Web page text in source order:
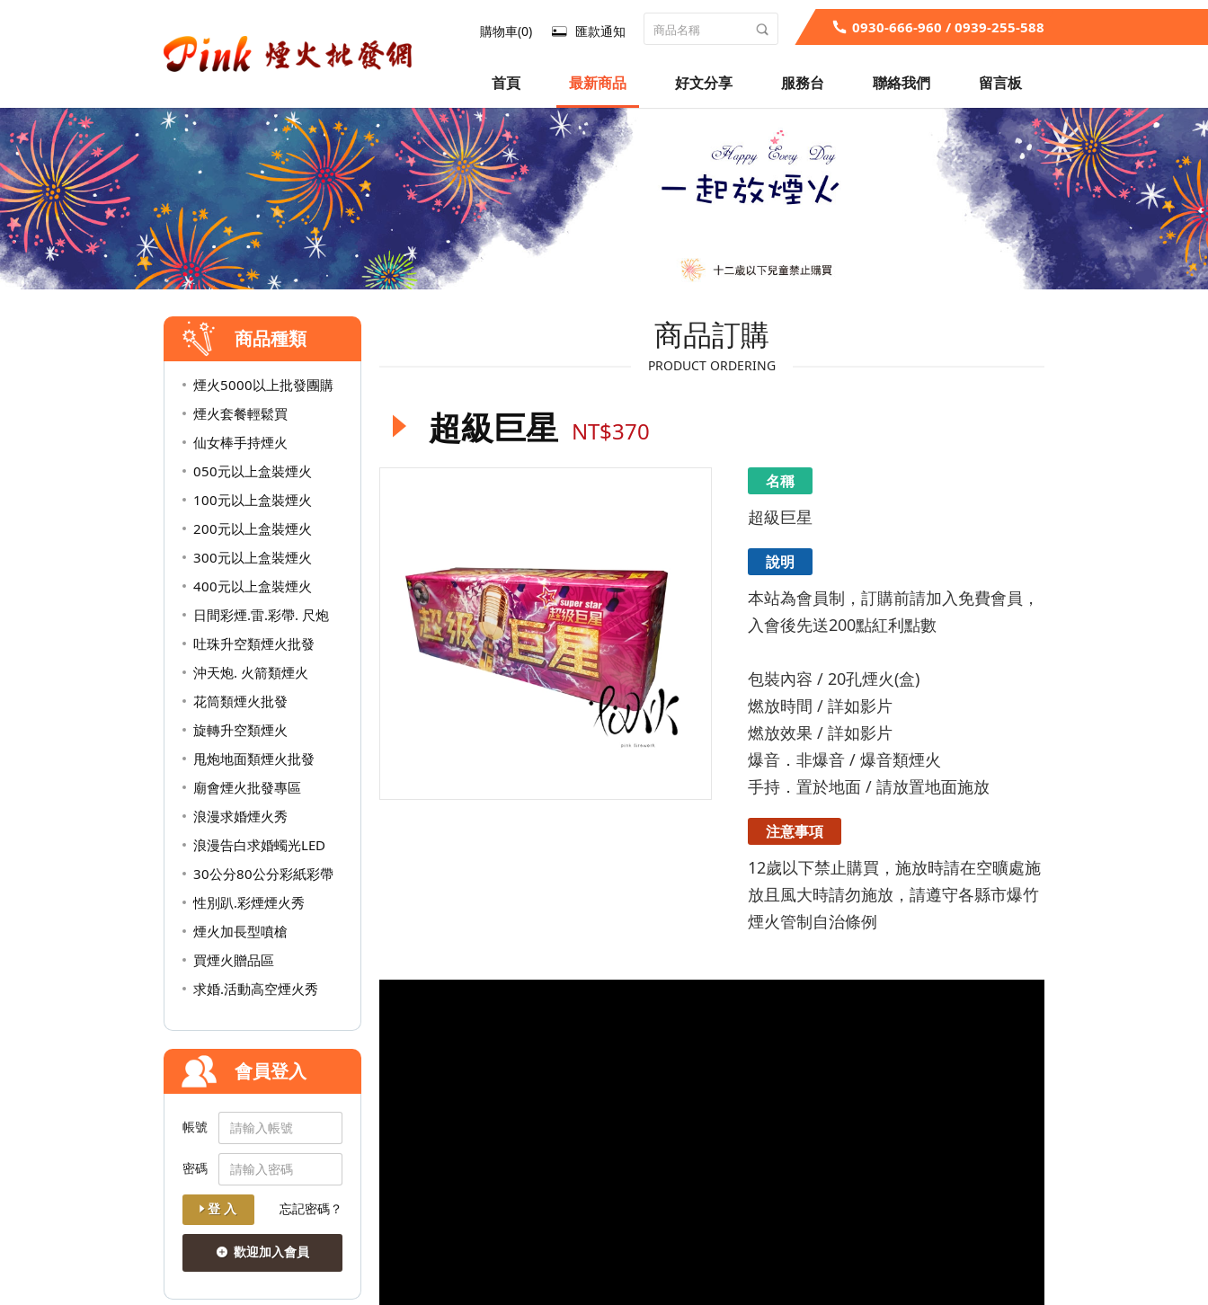
0930-666-960 / 0939-255-588
購物車(0) 匯款通知
首頁 最新商品 好文分享 服務台 聯絡我們 留言板
商品種類
煙火5000以上批發團購
煙火套餐輕鬆買
仙女棒手持煙火
050元以上盒裝煙火
100元以上盒裝煙火
200元以上盒裝煙火
300元以上盒裝煙火
400元以上盒裝煙火
日間彩煙.雷.彩帶. 尺炮
吐珠升空類煙火批發
沖天炮. 火箭類煙火
花筒類煙火批發
旋轉升空類煙火
甩炮地面類煙火批發
廟會煙火批發專區
浪漫求婚煙火秀
浪漫告白求婚蠋光LED
30公分80公分彩紙彩帶
性別趴.彩煙煙火秀
煙火加長型噴槍
買煙火贈品區
求婚.活動高空煙火秀
會員登入
帳號
密碼
登 入 忘記密碼？
歡迎加入會員
商品訂購
PRODUCT ORDERING
超級巨星 NT$370
名稱
超級巨星
說明
本站為會員制，訂購前請加入免費會員，
入會後先送200點紅利點數
包裝內容 / 20孔煙火(盒)
燃放時間 / 詳如影片
燃放效果 / 詳如影片
爆音．非爆音 / 爆音類煙火
手持．置於地面 / 請放置地面施放
注意事項
12歲以下禁止購買，施放時請在空曠處施
放且風大時請勿施放，請遵守各縣市爆竹
煙火管制自治條例